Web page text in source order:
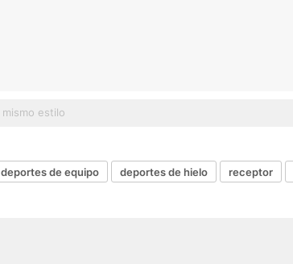
deportes de equipo deportes de hielo receptor